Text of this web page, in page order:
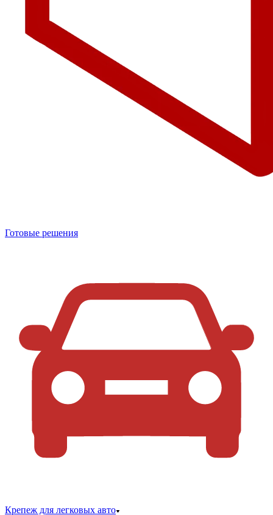
Готовые решения
Крепеж для легковых авто